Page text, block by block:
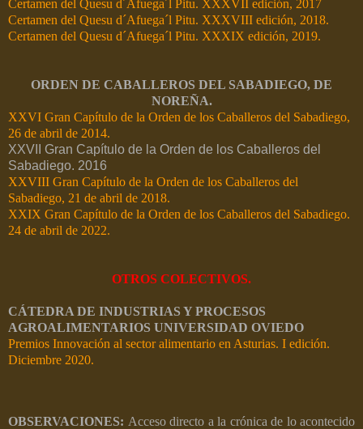
Certamen del Quesu d´Afuega´l Pitu. XXXVII edición, 2017
Certamen del Quesu d´Afuega´l Pitu. XXXVIII edición, 2018.
Certamen del Quesu d´Afuega´l Pitu. XXXIX edición, 2019.
ORDEN DE CABALLEROS DEL SABADIEGO, DE
NOREÑA.
XXVI Gran Capítulo de la Orden de los Caballeros del Sabadiego,
26 de abril de 2014.
XXVII Gran Capítulo de la Orden de los Caballeros del
Sabadiego. 2016
XXVIII Gran Capítulo de la Orden de los Caballeros del
Sabadiego, 21 de abril de 2018.
XXIX Gran Capítulo de la Orden de los Caballeros del Sabadiego.
24 de abril de 2022.
OTROS COLECTIVOS.
CÁTEDRA DE INDUSTRIAS Y PROCESOS
AGROALIMENTARIOS UNIVERSIDAD OVIEDO
Premios Innovación al sector alimentario en Asturias. I edición.
Diciembre 2020.
OBSERVACIONES: Acceso directo a la crónica de lo acontecido